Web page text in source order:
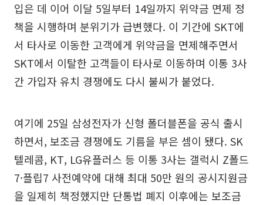
입은 데 이어 이달 5일부터 14일까지 위약금 면제 정
책을 시행하며 분위기가 급변했다. 이 기간에 SKT에
서 타사로 이동한 고객에게 위약금을 면제해주면서
SKT에서 이탈한 고객들이 타사로 이동하며 이통 3사
간 가입자 유치 경쟁에도 다시 불씨가 붙었다.
여기에 25일 삼성전자가 신형 폴더블폰을 공식 출시
하면서, 보조금 경쟁에도 기름을 부은 셈이 됐다. SK
텔레콤, KT, LG유플러스 등 이통 3사는 갤럭시 Z폴드
7·플립7 사전예약에 대해 최대 50만 원의 공시지원금
을 일제히 책정했지만 단통법 폐지 이후에는 보조금